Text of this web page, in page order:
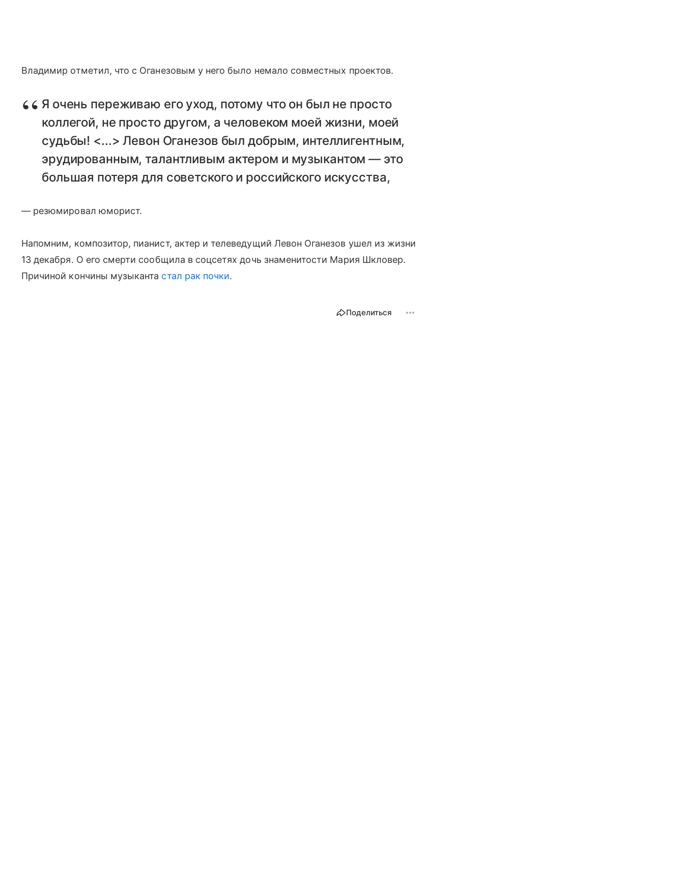
Владимир отметил, что с Оганезовым у него было немало совместных проектов.
Я очень переживаю его уход, потому что он был не просто
коллегой, не просто другом, а человеком моей жизни, моей
судьбы! <...> Левон Оганезов был добрым, интеллигентным,
эрудированным, талантливым актером и музыкантом — это
большая потеря для советского и российского искусства,
— резюмировал юморист.
Напомним, композитор, пианист, актер и телеведущий Левон Оганезов ушел из жизни
13 декабря. О его смерти сообщила в соцсетях дочь знаменитости Мария Шкловер.
Причиной кончины музыканта стал рак почки.
Поделиться